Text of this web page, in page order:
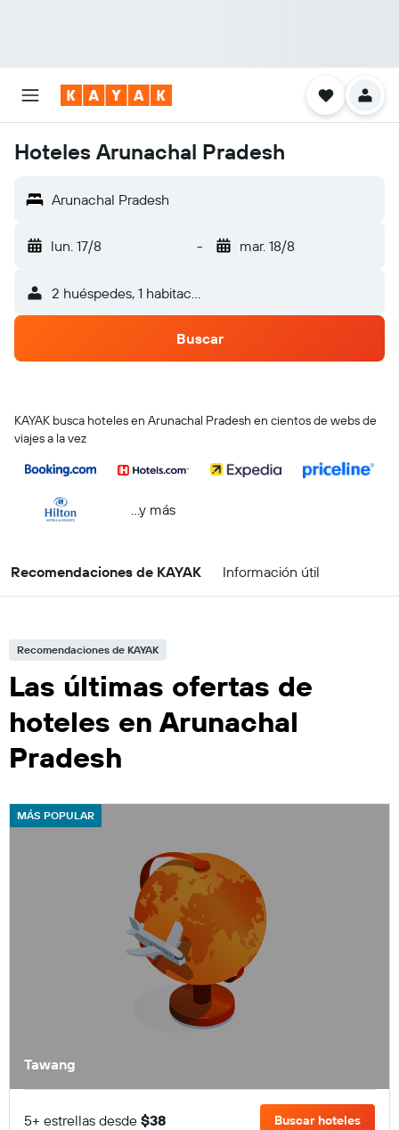
Hoteles Arunachal Pradesh
Arunachal Pradesh
lun. 17/8 - mar. 18/8
2 huéspedes, 1 habitación
Buscar
KAYAK busca hoteles en Arunachal Pradesh en cientos de webs de
viajes a la vez
...y más
Recomendaciones de KAYAK Información útil
Recomendaciones de KAYAK
Las últimas ofertas de
hoteles en Arunachal
Pradesh
MÁS POPULAR
Tawang
5+ estrellas desde $38 Buscar hoteles